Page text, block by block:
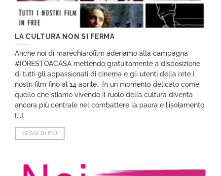
LA CULTURA NON SI FERMA
Anche noi di marechiarofilm aderiamo alla campagna
#IORESTOACASA mettendo gratuitamente a disposizione
di tutti gli appassionati di cinema e gli utenti della rete i
nostri film fino al 14 aprile. In un momento delicato come
quello che stiamo vivendo il ruolo della cultura diventa
ancora più centrale nel combattere la paura e l’isolamento
[...]
LEGGI DI PIÙ